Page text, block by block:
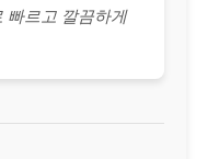
빠르고 깔끔하게